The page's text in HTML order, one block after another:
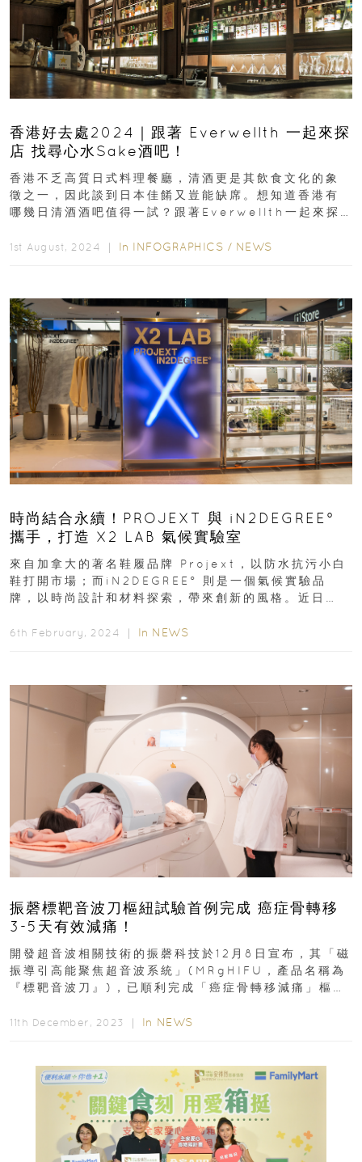
香港好去處2024｜跟著 Everwellth 一起來探
店 找尋心水Sake酒吧！
香港不乏高質日式料理餐廳，清酒更是其飲食文化的象
徵之一，因此談到日本佳餚又豈能缺席。想知道香港有
哪幾日清酒酒吧值得一試？跟著Everwellth一起來探
1st August, 2024 ｜ In INFOGRAPHICS / NEWS
時尚結合永續！PROJEXT 與 iN2DEGREE°
攜手，打造 X2 LAB 氣候實驗室
來自加拿大的著名鞋履品牌 Projext，以防水抗污小白
鞋打開市場；而iN2DEGREE° 則是一個氣候實驗品
牌，以時尚設計和材料探索，帶來創新的風格。近日
6th February, 2024 ｜ In NEWS
振磬標靶音波刀樞紐試驗首例完成 癌症骨轉移
3-5天有效減痛！
開發超音波相關技術的振磬科技於12月8日宣布，其「磁
振導引高能聚焦超音波系統」(MRgHIFU，產品名稱為
『標靶音波刀』)，已順利完成「癌症骨轉移減痛」樞紐
11th December, 2023 ｜ In NEWS